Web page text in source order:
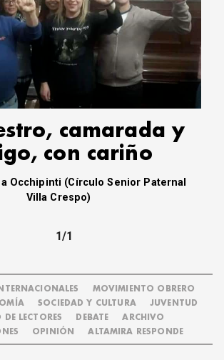
SOCIEDAD Y CULTURA
JUVENTUD
CORREO DE LECTORES
DEBATE
ARCHIVO
DECLARACIONES
OPINIÓN
ALTAMIRA RESPONDE
Política Obrera Revista
CONTACTO
camarada y
con cariño
Occhipinti (Círculo Senior Paternal
Villa Crespo)
1/1
MOVIMIENTO OBRERO
SOCIEDAD Y CULTURA
JUVENTUD
DE LECTORES
DEBATE
ARCHIVO
OPINIÓN ALTAMIRA RESPONDE